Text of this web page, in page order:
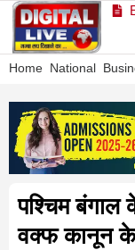
Home National
पश्चिम बंगाल
वक्फ कानून के